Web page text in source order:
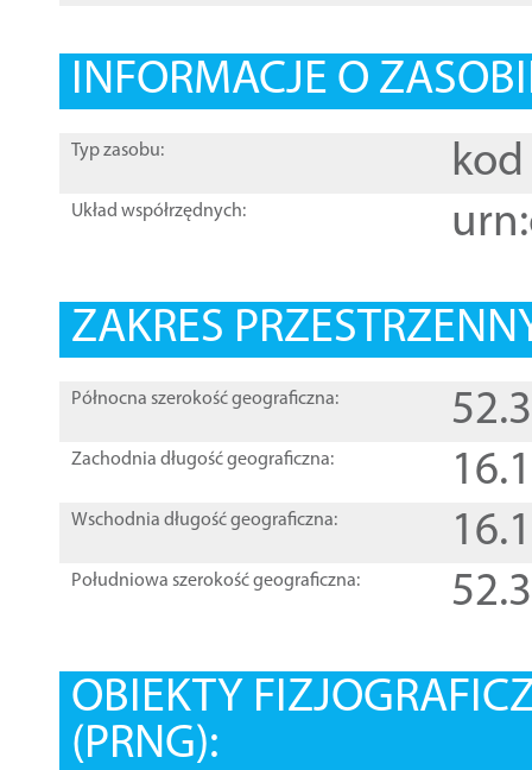
INFORMACJE O
Typ zasobu: kod
Układ współrzędnych:
ZAKRES
Północna szerokość geograficzna:
Zachodnia długość geograficzna:
Wschodnia długość geograficzna:
Południowa szerokość geograficzna:
OBIEKTY
(PRNG):